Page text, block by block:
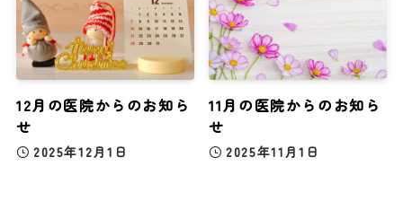
12月の医院からのお知ら
せ
2025年12月1日
11月の医院からのお知ら
せ
2025年11月1日